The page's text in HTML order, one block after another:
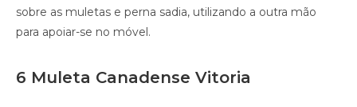
sobre as muletas e perna sadia, utilizando a outra mão
para apoiar-se no móvel.
6 Muleta Canadense Vitoria